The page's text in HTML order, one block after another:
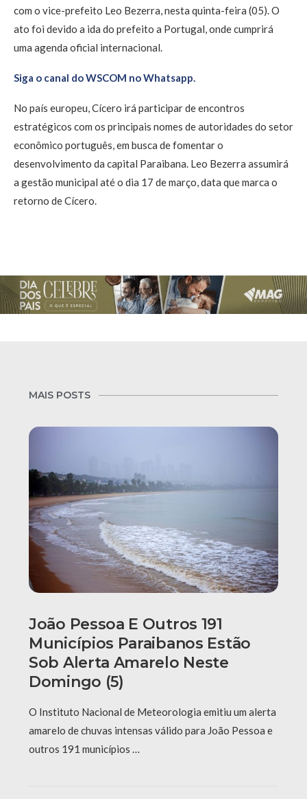
com o vice-prefeito Leo Bezerra, nesta quinta-feira (05). O
ato foi devido a ida do prefeito a Portugal, onde cumprirá
uma agenda oficial internacional.
Siga o canal do WSCOM no Whatsapp.
No país europeu, Cícero irá participar de encontros
estratégicos com os principais nomes de autoridades do setor
econômico português, em busca de fomentar o
desenvolvimento da capital Paraibana. Leo Bezerra assumirá
a gestão municipal até o dia 17 de março, data que marca o
retorno de Cícero.
MAIS POSTS
João Pessoa E Outros 191
Municípios Paraibanos Estão
Sob Alerta Amarelo Neste
Domingo (5)
O Instituto Nacional de Meteorologia emitiu um alerta
amarelo de chuvas intensas válido para João Pessoa e
outros 191 municípios …